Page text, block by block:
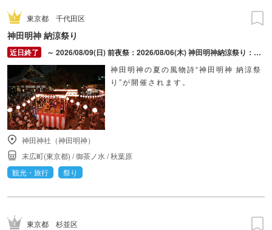
東京都 千代田区
神田明神 納涼祭り
～ 2026/08/09(日) 前夜祭：2026/08/06(木) 神田明神納涼祭り：2026/08/07(金) ～ 2026/08/09(日)
神田明神の夏の風物詩“神田明神 納涼祭
り”が開催されます。
神田神社（神田明神）
末広町(東京都) /御茶ノ水 /秋葉原
観光・旅行
祭り
東京都 杉並区